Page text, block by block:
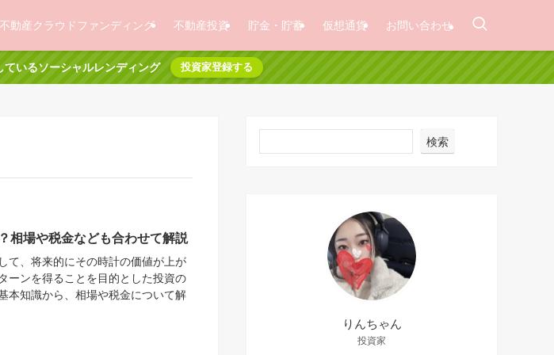
不動産クラウドファンディング 不動産投資 貯金・貯蓄 仮想通貨 お問い合わせ
ているソーシャルレンディング 投資家登録する
相場や税金なども合わせて解説
て、将来的にその時計の価値が上が
ーンを得ることを目的とした投資の
本知識から、相場や税金について解
検索
りんちゃん
投資家